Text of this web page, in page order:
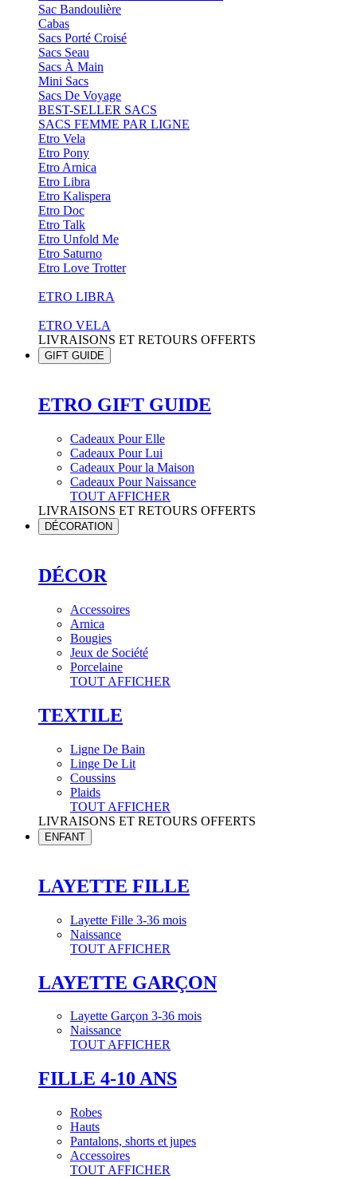
Sac Bandoulière
Cabas
Sacs Porté Croisé
Sacs Seau
Sacs À Main
Mini Sacs
Sacs De Voyage
BEST-SELLER SACS
SACS FEMME PAR LIGNE
Etro Vela
Etro Pony
Etro Arnica
Etro Libra
Etro Kalispera
Etro Doc
Etro Talk
Etro Unfold Me
Etro Saturno
Etro Love Trotter
ETRO LIBRA
ETRO VELA
LIVRAISONS ET RETOURS OFFERTS
GIFT GUIDE
ETRO GIFT GUIDE
Cadeaux Pour Elle
Cadeaux Pour Lui
Cadeaux Pour la Maison
Cadeaux Pour Naissance
TOUT AFFICHER
LIVRAISONS ET RETOURS OFFERTS
DÉCORATION
DÉCOR
Accessoires
Arnica
Bougies
Jeux de Société
Porcelaine
TOUT AFFICHER
TEXTILE
Ligne De Bain
Linge De Lit
Coussins
Plaids
TOUT AFFICHER
LIVRAISONS ET RETOURS OFFERTS
ENFANT
LAYETTE FILLE
Layette Fille 3-36 mois
Naissance
TOUT AFFICHER
LAYETTE GARÇON
Layette Garçon 3-36 mois
Naissance
TOUT AFFICHER
FILLE 4-10 ANS
Robes
Hauts
Pantalons, shorts et jupes
Accessoires
TOUT AFFICHER